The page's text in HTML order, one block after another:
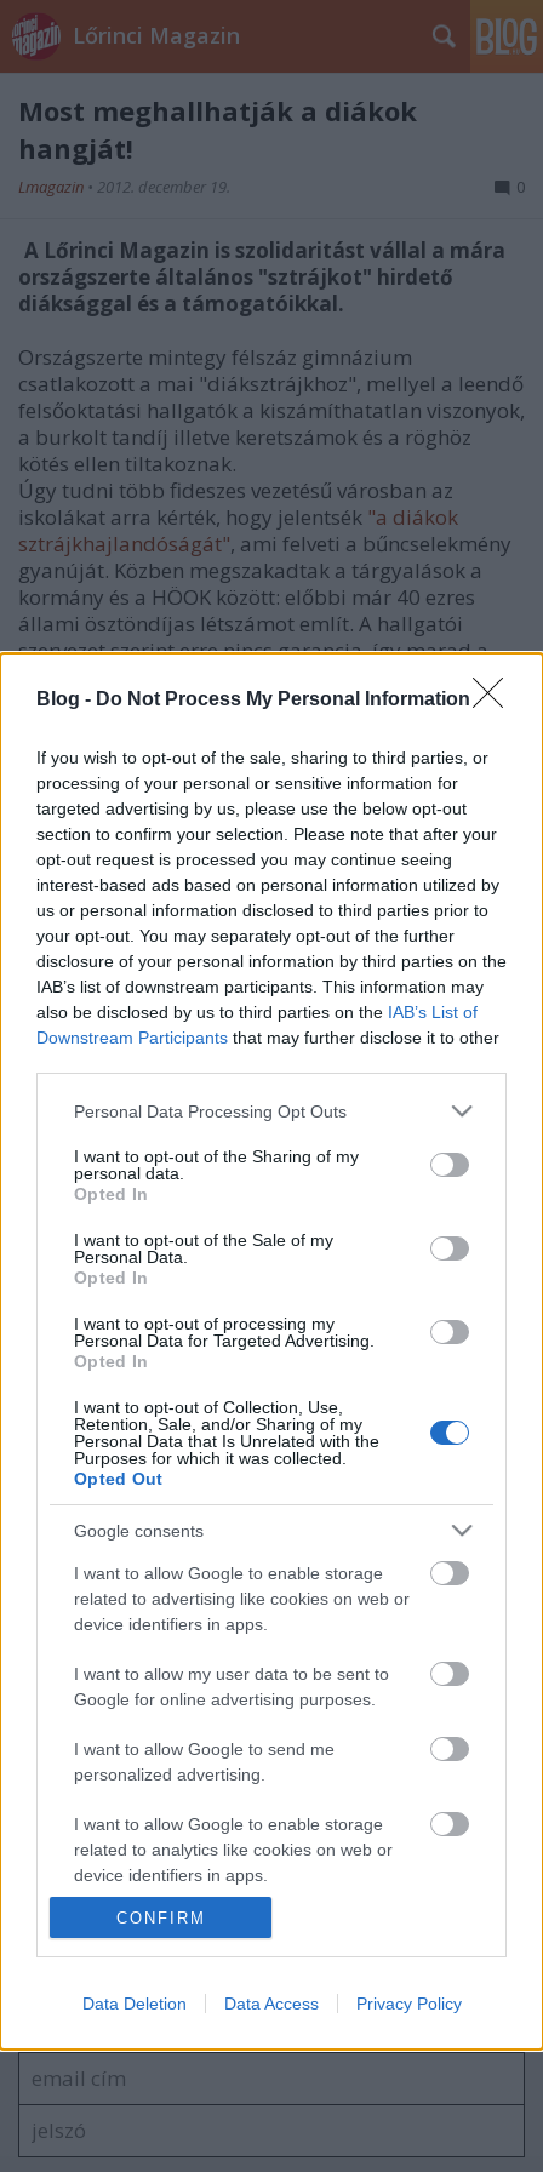
Blog - Do Not Process My Personal Information
If you wish to opt-out of the sale, sharing to third parties, or
processing of your personal or sensitive information for
targeted advertising by us, please use the below opt-out
section to confirm your selection. Please note that after your
opt-out request is processed you may continue seeing
interest-based ads based on personal information utilized by
us or personal information disclosed to third parties prior to
your opt-out. You may separately opt-out of the further
disclosure of your personal information by third parties on the
IAB’s list of downstream participants. This information may
also be disclosed by us to third parties on the IAB’s List of
Downstream Participants that may further disclose it to other
Please note that this website/app uses one or more Google
not limited to your visit or usage behaviour. You may click to
grant or deny consent to Google and its third-party tags to
use your data for below specified purposes in below Google
consent section.
Personal Data Processing Opt Outs
I want to opt-out of the Sharing of my
personal data.
Opted In
I want to opt-out of the Sale of my
Personal Data.
Opted In
I want to opt-out of processing my
Personal Data for Targeted Advertising.
Opted In
I want to opt-out of Collection, Use,
Retention, Sale, and/or Sharing of my
Personal Data that Is Unrelated with the
Purposes for which it was collected.
Opted Out
Google consents
I want to allow Google to enable storage
related to advertising like cookies on web or
device identifiers in apps.
I want to allow my user data to be sent to
Google for online advertising purposes.
I want to allow Google to send me
personalized advertising.
I want to allow Google to enable storage
related to analytics like cookies on web or
device identifiers in apps.
I want to allow Google to enable storage
I want to allow Google to enable storage
I want to allow Google to enable storage
related to security, including authentication
functionality and fraud prevention, and other
CONFIRM
Data Deletion Data Access Privacy Policy
Lőrinci Magazin
Most meghallhatják a diákok
hangját!
Lmagazin • 2012. december 19. 0
A Lőrinci Magazin is szolidaritást vállal a mára
országszerte általános "sztrájkot" hirdető
diáksággal és a támogatóikkal.
Országszerte mintegy félszáz gimnázium
csatlakozott a mai "diáksztrájkhoz", mellyel a leendő
felsőoktatási hallgatók a kiszámíthatatlan viszonyok,
a burkolt tandíj illetve keretszámok és a röghöz
kötés ellen tiltakoznak.
Úgy tudni több fideszes vezetésű városban az
iskolákat arra kérték, hogy jelentsék "a diákok
sztrájkhajlandóságát", ami felveti a bűncselekmény
gyanúját. Közben megszakadtak a tárgyalások a
kormány és a HÖOK között: előbbi már 40 ezres
állami ösztöndíjas létszámot említ. A hallgatói
szervezet szerint erre nincs garancia, így marad a
szerint Pestszentlőrinc és Pestszentimre
szocialista frakciója felszólítja Ughy Attila és
Kucsák László előljárókat, hogy semmilyen
módon ne akadályozzák a kerületi diákság és a
pedagógusok sztrájkhoz való csatlakozását és
ne vezessenek semmilyen "nyilvántartást" a
tiltakozókról.
Magazinunk várja és kérésre beszámol a XVIII.
kerület diákságának megmozdulásairól.
Címkék: fidesz tandíj becsapás listázás
Ajánlott bejegyzések:
Tovább titkolják Bauer bulijának számláit
Egy játszótér amit háromszor adtak már
át.
Elkezdődött a tanév.
Foggal körömmel védi a kamupártokat a
A győzelem a hitre épül